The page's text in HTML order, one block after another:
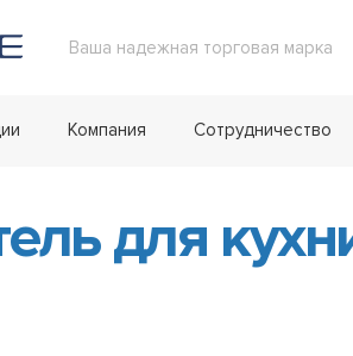
Ваша надежная торговая марка
Компания Сотрудничество
для